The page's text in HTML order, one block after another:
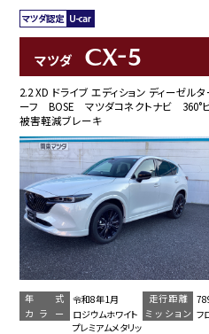
マツダ CX-5
2.2 XD ドライブ エディション ディー
ーフ BOSE マツダコネクトナビ
被害軽減ブレーキ
年 式 令和8年1月 走行距離
カラー
ロジウムホワイト
プレミアムメタリッ
ミッション フ